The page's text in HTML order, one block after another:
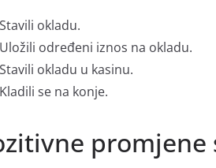
Stavili okladu.
Uložili određeni iznos na okladu.
Stavili okladu u kasinu.
Kladili se na konje.